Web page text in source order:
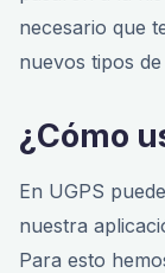
necesario que
nuevos tipos
¿Cómo
En UGPS
nuestra
Para esto